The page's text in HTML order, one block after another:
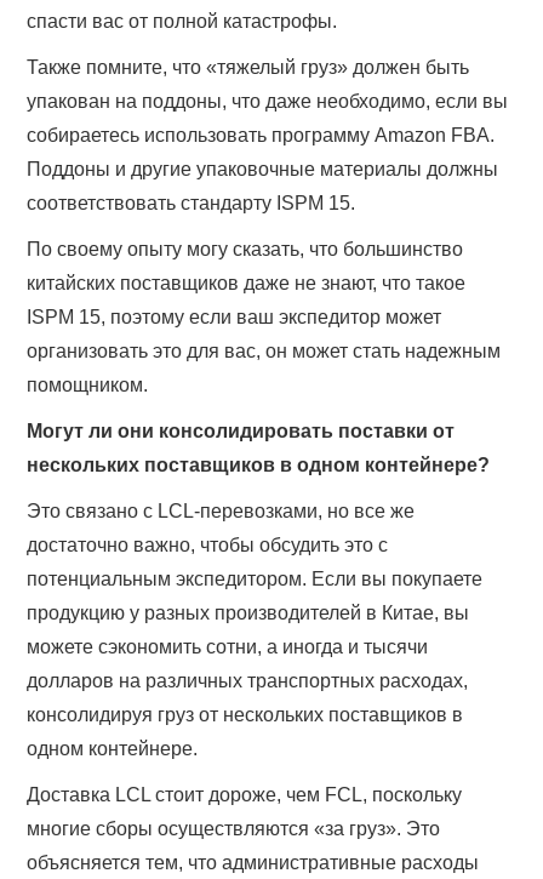
спасти вас от полной катастрофы.
Также помните, что «тяжелый груз» должен быть
упакован на поддоны, что даже необходимо, если вы
собираетесь использовать программу Amazon FBA.
Поддоны и другие упаковочные материалы должны
соответствовать стандарту ISPM 15.
По своему опыту могу сказать, что большинство
китайских поставщиков даже не знают, что такое
ISPM 15, поэтому если ваш экспедитор может
организовать это для вас, он может стать надежным
помощником.
Могут ли они консолидировать поставки от
нескольких поставщиков в одном контейнере?
Это связано с LCL-перевозками, но все же
достаточно важно, чтобы обсудить это с
потенциальным экспедитором. Если вы покупаете
продукцию у разных производителей в Китае, вы
можете сэкономить сотни, а иногда и тысячи
долларов на различных транспортных расходах,
консолидируя груз от нескольких поставщиков в
одном контейнере.
Доставка LCL стоит дороже, чем FCL, поскольку
многие сборы осуществляются «за груз». Это
объясняется тем, что административные расходы